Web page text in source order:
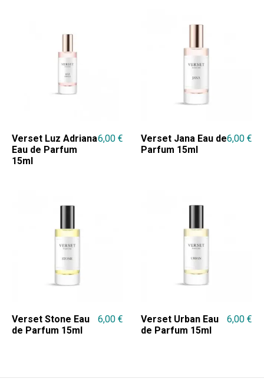
Verset Luz Adriana
Eau de Parfum
15ml
6,00 €
Verset Jana Eau de
Parfum 15ml
6,00 €
Verset Stone Eau
de Parfum 15ml
6,00 €
Verset Urban Eau
de Parfum 15ml
6,00 €